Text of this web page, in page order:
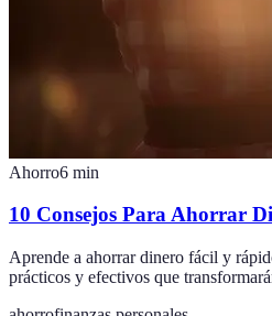
Ahorro6 min
10 Consejos Para Ahorrar
Aprende a ahorrar dinero fácil y
prácticos y efectivos que